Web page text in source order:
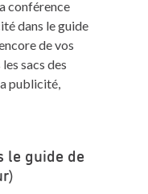
conférence
dans le guide
de vos
sacs des
publicité,
le guide de